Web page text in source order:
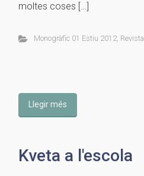
moltes coses […]
Monogràfic 01 Estiu 2012, Revista
Llegir més
Kveta a l'escola